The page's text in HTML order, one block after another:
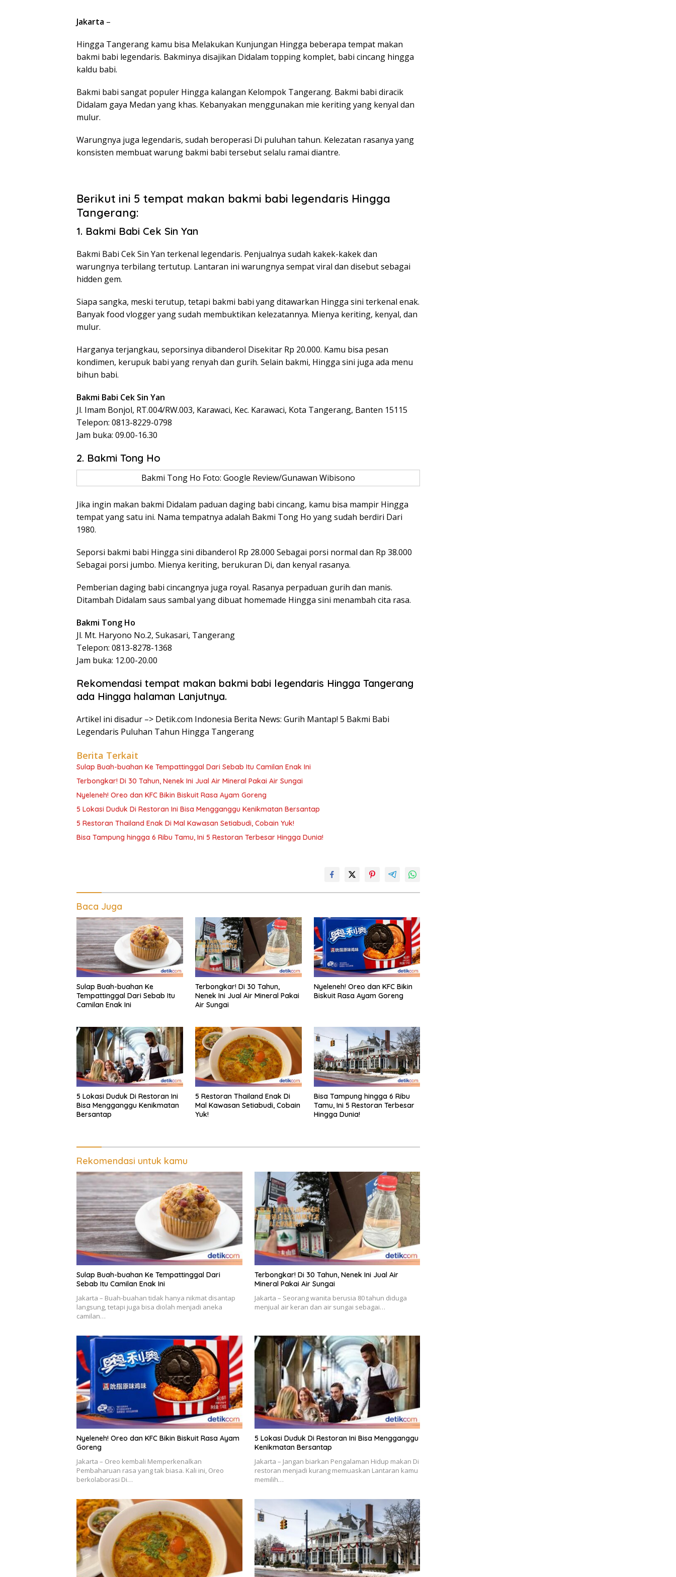
Jakarta –
Hingga Tangerang kamu bisa Melakukan Kunjungan Hingga beberapa tempat makan
bakmi babi legendaris. Bakminya disajikan Didalam topping komplet, babi cincang hingga
kaldu babi.
Bakmi babi sangat populer Hingga kalangan Kelompok Tangerang. Bakmi babi diracik
Didalam gaya Medan yang khas. Kebanyakan menggunakan mie keriting yang kenyal dan
mulur.
Warungnya juga legendaris, sudah beroperasi Di puluhan tahun. Kelezatan rasanya yang
konsisten membuat warung bakmi babi tersebut selalu ramai diantre.
Berikut ini 5 tempat makan bakmi babi legendaris Hingga
Tangerang:
1. Bakmi Babi Cek Sin Yan
Bakmi Babi Cek Sin Yan terkenal legendaris. Penjualnya sudah kakek-kakek dan
warungnya terbilang tertutup. Lantaran ini warungnya sempat viral dan disebut sebagai
hidden gem.
Siapa sangka, meski terutup, tetapi bakmi babi yang ditawarkan Hingga sini terkenal enak.
Banyak food vlogger yang sudah membuktikan kelezatannya. Mienya keriting, kenyal, dan
mulur.
Harganya terjangkau, seporsinya dibanderol Disekitar Rp 20.000. Kamu bisa pesan
kondimen, kerupuk babi yang renyah dan gurih. Selain bakmi, Hingga sini juga ada menu
bihun babi.
Bakmi Babi Cek Sin Yan
Jl. Imam Bonjol, RT.004/RW.003, Karawaci, Kec. Karawaci, Kota Tangerang, Banten 15115
Telepon: 0813-8229-0798
Jam buka: 09.00-16.30
2. Bakmi Tong Ho
Bakmi Tong Ho Foto: Google Review/Gunawan Wibisono
Jika ingin makan bakmi Didalam paduan daging babi cincang, kamu bisa mampir Hingga
tempat yang satu ini. Nama tempatnya adalah Bakmi Tong Ho yang sudah berdiri Dari
1980.
Seporsi bakmi babi Hingga sini dibanderol Rp 28.000 Sebagai porsi normal dan Rp 38.000
Sebagai porsi jumbo. Mienya keriting, berukuran Di, dan kenyal rasanya.
Pemberian daging babi cincangnya juga royal. Rasanya perpaduan gurih dan manis.
Ditambah Didalam saus sambal yang dibuat homemade Hingga sini menambah cita rasa.
Bakmi Tong Ho
Jl. Mt. Haryono No.2, Sukasari, Tangerang
Telepon: 0813-8278-1368
Jam buka: 12.00-20.00
Rekomendasi tempat makan bakmi babi legendaris Hingga Tangerang
ada Hingga halaman Lanjutnya.
Artikel ini disadur –> Detik.com Indonesia Berita News: Gurih Mantap! 5 Bakmi Babi
Legendaris Puluhan Tahun Hingga Tangerang
Berita Terkait
Sulap Buah-buahan Ke Tempattinggal Dari Sebab Itu Camilan Enak Ini
Terbongkar! Di 30 Tahun, Nenek Ini Jual Air Mineral Pakai Air Sungai
Nyeleneh! Oreo dan KFC Bikin Biskuit Rasa Ayam Goreng
5 Lokasi Duduk Di Restoran Ini Bisa Mengganggu Kenikmatan Bersantap
5 Restoran Thailand Enak Di Mal Kawasan Setiabudi, Cobain Yuk!
Bisa Tampung hingga 6 Ribu Tamu, Ini 5 Restoran Terbesar Hingga Dunia!
Baca Juga
Sulap Buah-buahan Ke
Tempattinggal Dari Sebab Itu
Camilan Enak Ini
Terbongkar! Di 30 Tahun,
Nenek Ini Jual Air Mineral Pakai
Air Sungai
Nyeleneh! Oreo dan KFC Bikin
Biskuit Rasa Ayam Goreng
5 Lokasi Duduk Di Restoran Ini
Bisa Mengganggu Kenikmatan
Bersantap
5 Restoran Thailand Enak Di
Mal Kawasan Setiabudi, Cobain
Yuk!
Bisa Tampung hingga 6 Ribu
Tamu, Ini 5 Restoran Terbesar
Hingga Dunia!
Rekomendasi untuk kamu
Sulap Buah-buahan Ke Tempattinggal Dari
Sebab Itu Camilan Enak Ini
Jakarta – Buah-buahan tidak hanya nikmat disantap
langsung, tetapi juga bisa diolah menjadi aneka
camilan…
Terbongkar! Di 30 Tahun, Nenek Ini Jual Air
Mineral Pakai Air Sungai
Jakarta – Seorang wanita berusia 80 tahun diduga
menjual air keran dan air sungai sebagai…
Nyeleneh! Oreo dan KFC Bikin Biskuit Rasa Ayam
Goreng
Jakarta – Oreo kembali Memperkenalkan
Pembaharuan rasa yang tak biasa. Kali ini, Oreo
berkolaborasi Di…
5 Lokasi Duduk Di Restoran Ini Bisa Mengganggu
Kenikmatan Bersantap
Jakarta – Jangan biarkan Pengalaman Hidup makan Di
restoran menjadi kurang memuaskan Lantaran kamu
memilih…